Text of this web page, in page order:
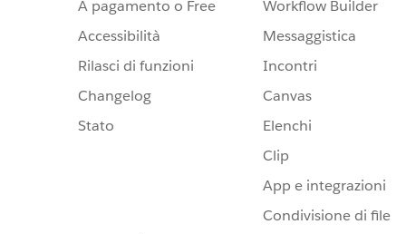
A pagamento o Free
Accessibilità
Rilasci di funzioni
Changelog
Stato
Workflow Builder
Messaggistica
Incontri
Canvas
Elenchi
Clip
App e integrazioni
Condivisione di file